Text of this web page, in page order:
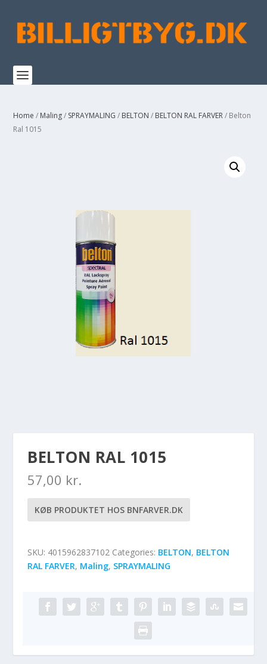
Home / Maling/ SPRAYMALING / BELTON / BELTON RAL FARVER/ Belton
Ral 1015
BELTON RAL 1015
57,00 kr.
KØB PRODUKTET HOS BNFARVER.DK
SKU: 4015962837102 Categories: BELTON, BELTON
RAL FARVER, Maling, SPRAYMALING